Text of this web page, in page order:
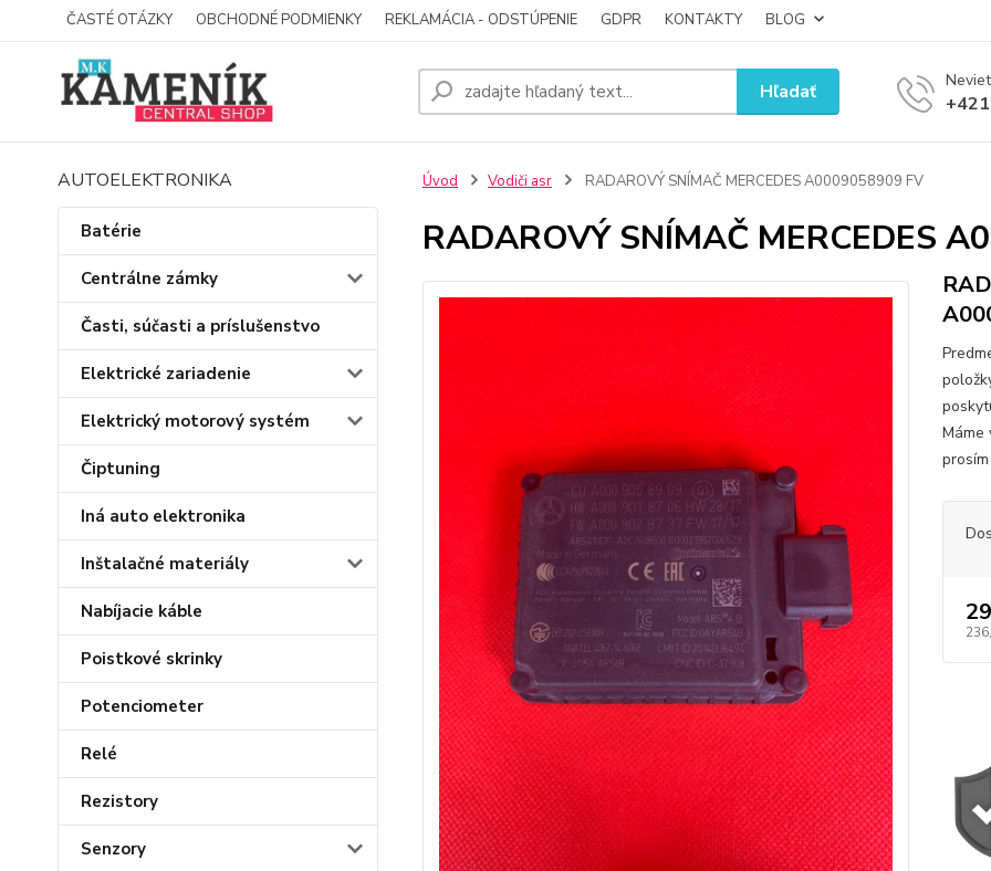
ČASTÉ OTÁZKY OBCHODNÉ PODMIENKY REKLAMÁCIA - ODSTÚPENIE GDPR KONTAKTY BLOG
Hľadať
AUTOELEKTRONIKA
Batérie
Centrálne zámky
Časti, súčasti a príslušenstvo
Elektrické zariadenie
Elektrický motorový systém
Čiptuning
Iná auto elektronika
Inštalačné materiály
Nabíjacie káble
Poistkové skrinky
Potenciometer
Relé
Rezistory
Senzory
Úvod Vodiči asr RADAROVÝ SNÍMAČ MERCEDES A0009058909 FV
RADAROVÝ SNÍMAČ MERCEDES
Máme